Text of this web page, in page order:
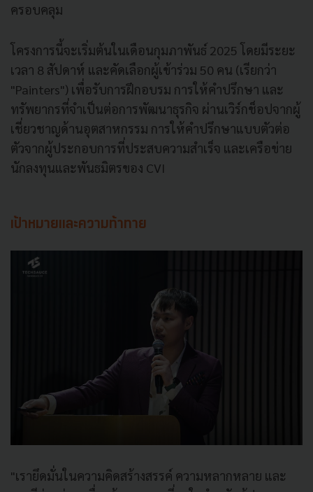
ครอบคลุม
โครงการนี้จะเริ่มต้นในเดือนกุมภาพันธ์ 2025 โดยมีระยะ
เวลา 8 สัปดาห์ และคัดเลือกผู้เข้าร่วม 50 คน (เรียกว่า
"Painters") เพื่อรับการฝึกอบรม การให้คำปรึกษา และ
ทรัพยากรที่จำเป็นต่อการพัฒนาธุรกิจ ผ่านเวิร์กช็อปจากผู้
เชี่ยวชาญด้านอุตสาหกรรม การให้คำปรึกษาแบบตัวต่อ
ตัวจากผู้ประกอบการที่ประสบความสำเร็จ และเครือข่าย
นักลงทุนและพันธมิตรของ CVI
เป้าหมายและความท้าทาย
"เรายึดมั่นในความคิดสร้างสรรค์ ความหลากหลาย และ